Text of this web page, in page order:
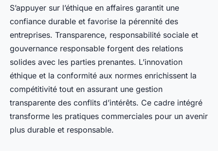
Éthique et confiance en
affaires : 10 clés pour un
avenir durable
Adrien•17 février 2026•12 min de lecture
S’appuyer sur l’éthique en affaires garantit une
confiance durable et favorise la pérennité des
entreprises. Transparence, responsabilité sociale et
gouvernance responsable forgent des relations
solides avec les parties prenantes. L’innovation
éthique et la conformité aux normes enrichissent la
compétitivité tout en assurant une gestion
transparente des conflits d’intérêts. Ce cadre intégré
transforme les pratiques commerciales pour un avenir
plus durable et responsable.